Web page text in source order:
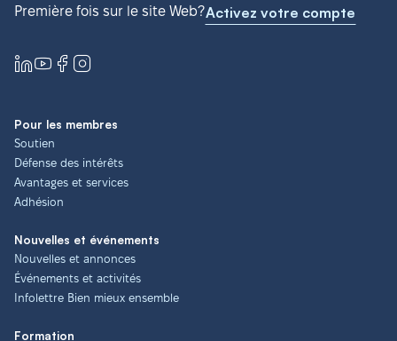
Première fois sur le site Web?Activez votre compte
Pour les membres
Soutien
Défense des intérêts
Avantages et services
Adhésion
Nouvelles et événements
Nouvelles et annonces
Événements et activités
Infolettre Bien mieux ensemble
Formation